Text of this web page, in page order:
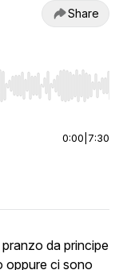
Share
End to jump to
0:00 7:30
da principe
oppure ci sono